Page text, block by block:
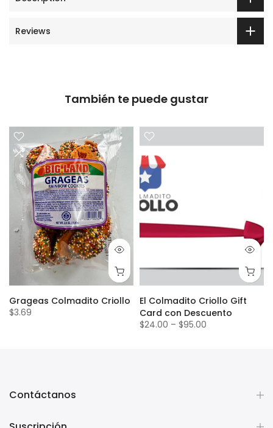
Reviews
También te puede gustar
Grageas Colmadito Criollo
$3.69
El Colmadito Criollo Gift
Card con Descuento
$24.00 – $95.00
Contáctanos